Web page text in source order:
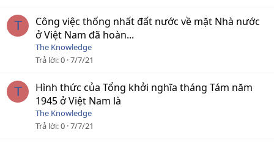
T
Công việc thống nhất đất nước về mặt Nhà nước
ở Việt Nam đã hoàn...
The Knowledge
Trả lời 0 7/7/21
T
Hình thức của Tổng khởi nghĩa tháng Tám năm
1945 ở Việt Nam là
The Knowledge
Trả lời 0 7/7/21